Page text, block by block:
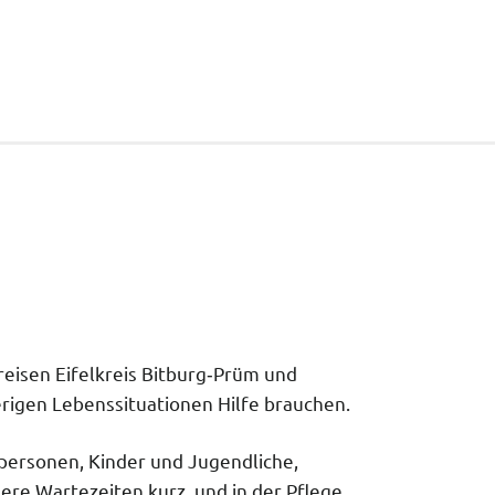
Eifelkreis Bitburg‑Prüm und
Lebenssituationen Hilfe brauchen.
Kinder und Jugendliche,
Wartezeiten kurz, und in der Pflege